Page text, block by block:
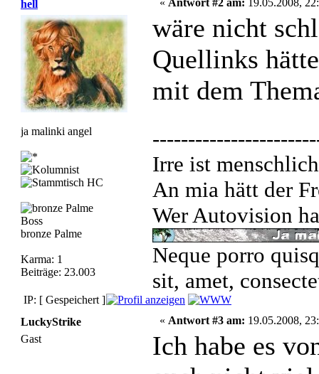
hell
ja malinki angel
Boss
bronze Palme
Karma: 1
Beiträge: 23.003
« Antwort #2 am: 19.05.2008,
wäre nicht
Quellinks
mit dem
Irre ist
An mia hätt der
Wer Autovision
Neque porro
sit, amet,
IP: [ Gespeichert ]
LuckyStrike
Gast
« Antwort #3 am: 19.05.2008,
Ich habe es